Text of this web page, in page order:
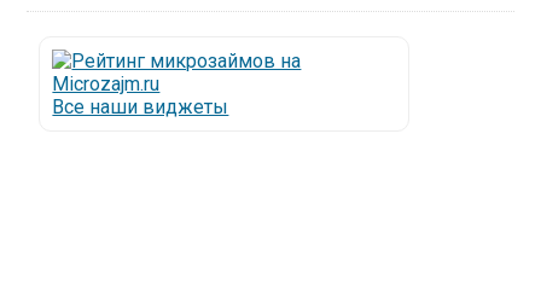
Все наши виджеты